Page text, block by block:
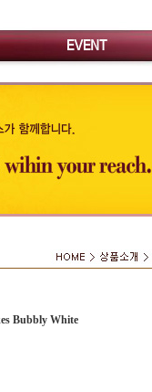
Bubbly White